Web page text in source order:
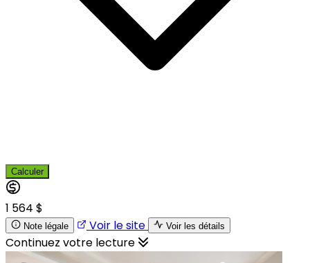
Calculer
1 564 $
Note légale Voir le site Voir les détails
Continuez votre lecture